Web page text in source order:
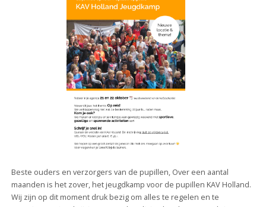
Beste ouders en verzorgers van de pupillen, Over een aantal
maanden is het zover, het jeugdkamp voor de pupillen KAV Holland.
Wij zijn op dit moment druk bezig om alles te regelen en te